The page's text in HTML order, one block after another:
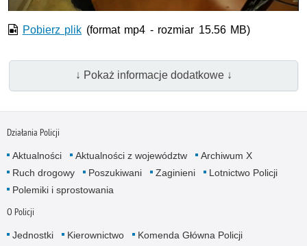
Pobierz plik (format mp4 - rozmiar 15.56 MB)
↓ Pokaż informacje dodatkowe ↓
Działania Policji
Aktualności Aktualności z województw
Archiwum X
Ruch drogowy
Poszukiwani Zaginieni
Lotnictwo Policji
Polemiki i sprostowania
O Policji
Jednostki Kierownictwo
Komenda Główna Policji